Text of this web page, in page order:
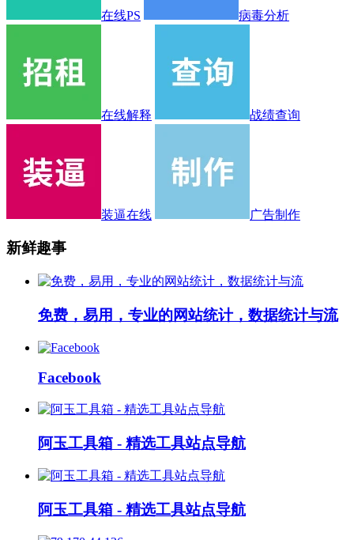
在线PS 病毒分析
在线解释 战绩查询
装逼在线 广告制作
新鲜趣事
免费，易用，专业的网站统计，数据统计与流
Facebook
阿玉工具箱 - 精选工具站点导航
阿玉工具箱 - 精选工具站点导航